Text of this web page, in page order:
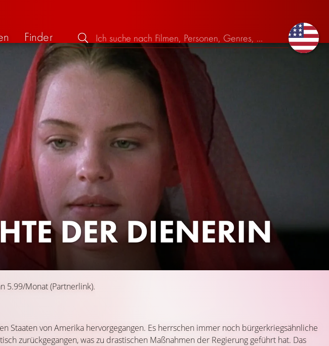
Finder
DER DIENERIN
5.99/Monat (Partnerlink).
Staaten von Amerika hervorgegangen. Es herrschen immer noch bürgerkriegsähnliche
zurückgegangen, was zu drastischen Maßnahmen der Regierung geführt hat. Das